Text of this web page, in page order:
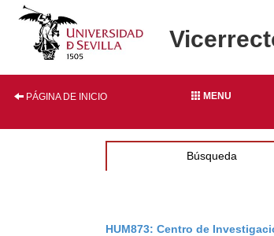
PÁGINA DE INICIO MENU
Búsqueda
HUM873: Centro de